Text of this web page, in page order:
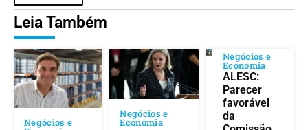
Leia Também
Negócios e
Negócios e
Economia
Negócios e
Economia
ALESC:
Parecer
favorável
da